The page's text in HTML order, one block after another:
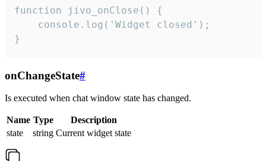
function jivo_onClose() {
    console.log('Widget closed');
}
onChangeState#
Is executed when chat window state has changed.
Name Type
Description
state
string Current widget state